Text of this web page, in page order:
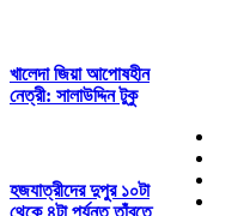
খালেদা জিয়া আপোষহীন
নেত্রী: সালাউদ্দিন টুকু
হজযাত্রীদের দুপুর ১০টা
থেকে ৪টা পর্যন্ত তাঁবুতে